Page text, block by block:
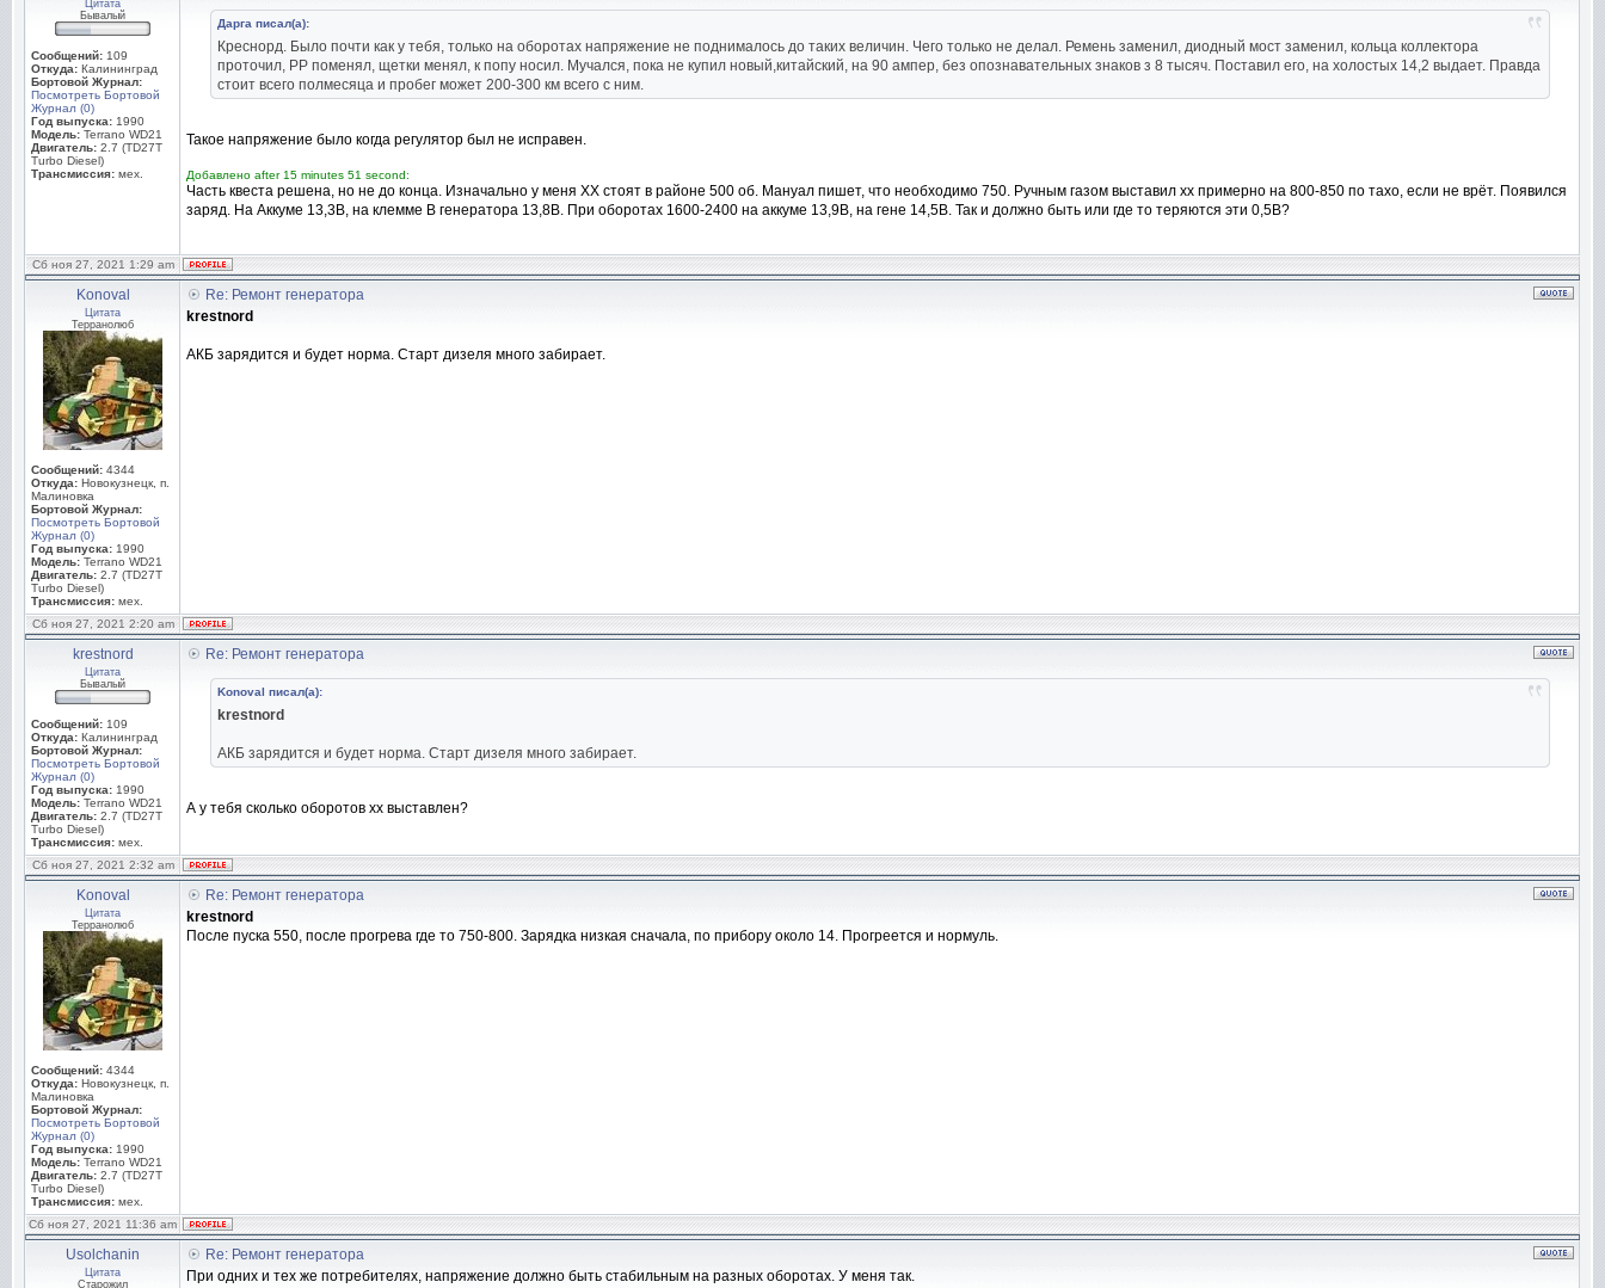
Цитата
Бывалый
Сообщений: 109
Откуда: Калининград
Бортовой Журнал:
Посмотреть Бортовой
Журнал (0)
Год выпуска: 1990
Модель: Terrano WD21
Двигатель: 2.7 (TD27T
Turbo Diesel)
Трансмиссия: мех.
Дарга писал(а):
Креснорд. Было почти как у тебя, только на оборотах напряжение не поднималось до таких величин. Чего только не делал. Ремень заменил, диодный мост заменил, кольца коллектора
проточил, РР поменял, щетки менял, к попу носил. Мучался, пока не купил новый,китайский, на 90 ампер, без опознавательных знаков з 8 тысяч. Поставил его, на холостых 14,2 выдает. Правда
стоит всего полмесяца и пробег может 200-300 км всего с ним.
Такое напряжение было когда регулятор был не исправен.
Добавлено after 15 minutes 51 second:
Часть квеста решена, но не до конца. Изначально у меня ХХ стоят в районе 500 об. Мануал пишет, что необходимо 750. Ручным газом выставил хх примерно на 800-850 по тахо, если не врёт. Появился
заряд. На Аккуме 13,3В, на клемме В генератора 13,8В. При оборотах 1600-2400 на аккуме 13,9В, на гене 14,5В. Так и должно быть или где то теряются эти 0,5В?
Сб ноя 27, 2021 1:29 am
Konoval
Цитата
Терранолюб
Сообщений: 4344
Откуда: Новокузнецк, п.
Малиновка
Бортовой Журнал:
Посмотреть Бортовой
Журнал (0)
Год выпуска: 1990
Модель: Terrano WD21
Двигатель: 2.7 (TD27T
Turbo Diesel)
Трансмиссия: мех.
Re: Ремонт генератора
krestnord
АКБ зарядится и будет норма. Старт дизеля много забирает.
Сб ноя 27, 2021 2:20 am
krestnord
Цитата
Бывалый
Сообщений: 109
Откуда: Калининград
Бортовой Журнал:
Посмотреть Бортовой
Журнал (0)
Год выпуска: 1990
Модель: Terrano WD21
Двигатель: 2.7 (TD27T
Turbo Diesel)
Трансмиссия: мех.
Re: Ремонт генератора
Konoval писал(а):
krestnord
АКБ зарядится и будет норма. Старт дизеля много забирает.
А у тебя сколько оборотов хх выставлен?
Сб ноя 27, 2021 2:32 am
Konoval
Цитата
Терранолюб
Сообщений: 4344
Откуда: Новокузнецк, п.
Малиновка
Бортовой Журнал:
Посмотреть Бортовой
Журнал (0)
Год выпуска: 1990
Модель: Terrano WD21
Двигатель: 2.7 (TD27T
Turbo Diesel)
Трансмиссия: мех.
Re: Ремонт генератора
krestnord
После пуска 550, после прогрева где то 750-800. Зарядка низкая сначала, по прибору около 14. Прогреется и нормуль.
Сб ноя 27, 2021 11:36 am
Usolchanin
Цитата
Старожил
Re: Ремонт генератора
При одних и тех же потребителях, напряжение должно быть стабильным на разных оборотах. У меня так.